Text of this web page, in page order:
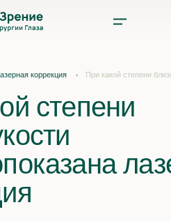
Цены
Врачи
коррекция При какой степени
степени